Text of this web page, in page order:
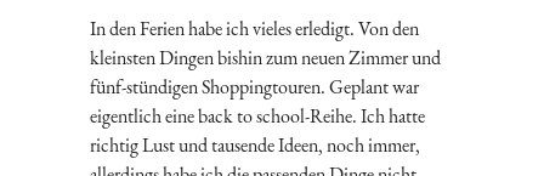
In den Ferien habe ich vieles erledigt. Von den
kleinsten Dingen bishin zum neuen Zimmer und
fünf-stündigen Shoppingtouren. Geplant war
eigentlich eine back to school-Reihe. Ich hatte
richtig Lust und tausende Ideen, noch immer,